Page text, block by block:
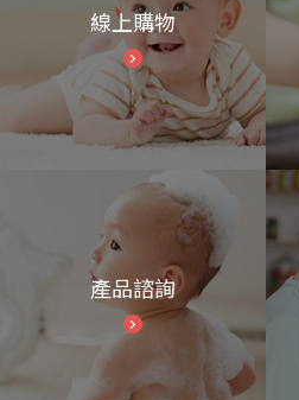
線上購物
產品諮詢